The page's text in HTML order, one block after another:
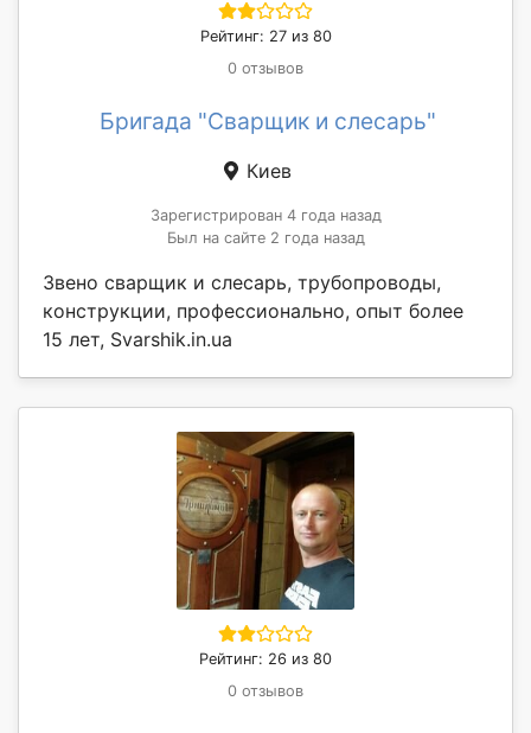
Рейтинг: 27 из 80
0 отзывов
Бригада "Сварщик и слесарь"
Киев
Зарегистрирован 4 года назад
Был на сайте 2 года назад
Звено сварщик и слесарь, трубопроводы,
конструкции, профессионально, опыт более
15 лет, Svarshik.in.ua
Рейтинг: 26 из 80
0 отзывов